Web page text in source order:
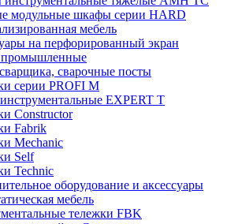
модульные шкафы серии HARD
мебель
на перфорированный экран
промышленные
сварочные посты
серии PROFI M
EXPERT T
Constructor
Fabrik
Mechanic
Self
Technic
оборудование и аксессуары
мебель
тележки FBK